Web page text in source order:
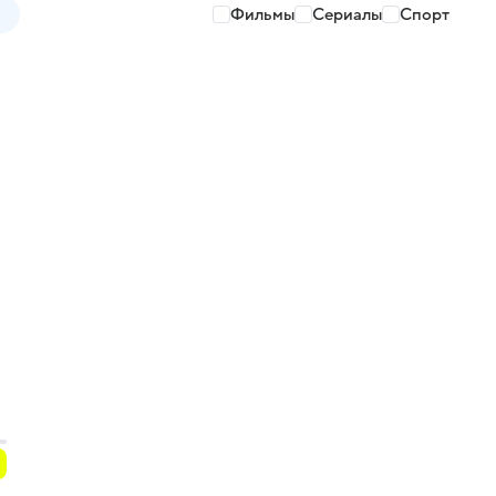
Фильмы Сериалы Спорт